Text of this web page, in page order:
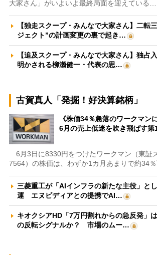
大家さん」がいよいよ最終局面を迎えている…
【独走スクープ・みんなで大家さん】二転
ジェクト”の計画変更の裏で起き…
【追及スクープ・みんなで大家さん】独占
明かされる柳瀬健一・代表の思…
古賀真人「発掘！好決算銘柄」
《株価34％急落のワークマン
6月の売上低迷を吹き飛ばす
6月3日に8330円をつけたワークマン（東証
7564）の株価は、わずか1カ月あまりで約34
三菱重工が「AIインフラの新たな主役」と
運 エヌビディアとの提携でAI…
キオクシアHD「7万円割れからの急反発」
の反転シグナルか？ 市場のムー…